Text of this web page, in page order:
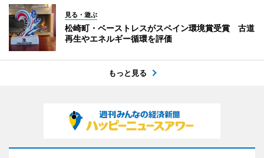
見る・遊ぶ
松崎町・ベーストレスがスペイン環境賞受賞 古道
再生やエネルギー循環を評価
もっと見る